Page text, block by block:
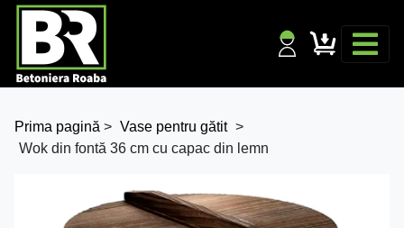
Prima pagină > Vase pentru gătit >
Wok din fontă 36 cm cu capac din lemn